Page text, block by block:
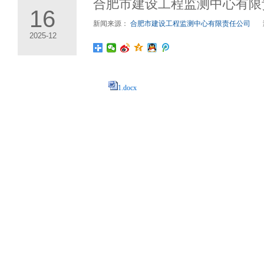
16
2025-12
合肥市建设工程监测中心有
新闻来源： 合肥市建设工程监测中心有限责任公司
1.docx